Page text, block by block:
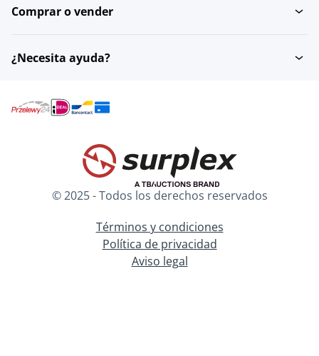
Comprar o vender
¿Necesita ayuda?
© 2025 - Todos los derechos reservados
Términos y condiciones
Política de privacidad
Aviso legal